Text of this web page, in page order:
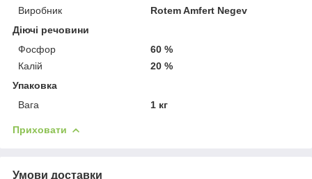
Виробник
Rotem Amfert Negev
Діючі речовини
Фосфор
60 %
Калій
20 %
Упаковка
Вага
1 кг
Приховати
Умови доставки